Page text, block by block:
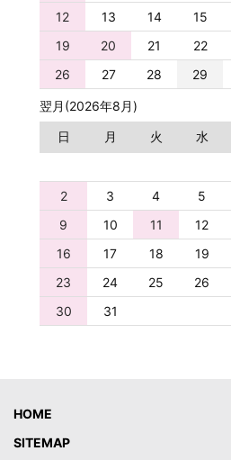
12
13 14 15
19
20 21 22
26
27 28 29
翌月(2026年8月)
日
月 火 水
2
3 4 5
9
10 11 12
16
17 18 19
23
24 25 26
30
31
HOME
SITEMAP